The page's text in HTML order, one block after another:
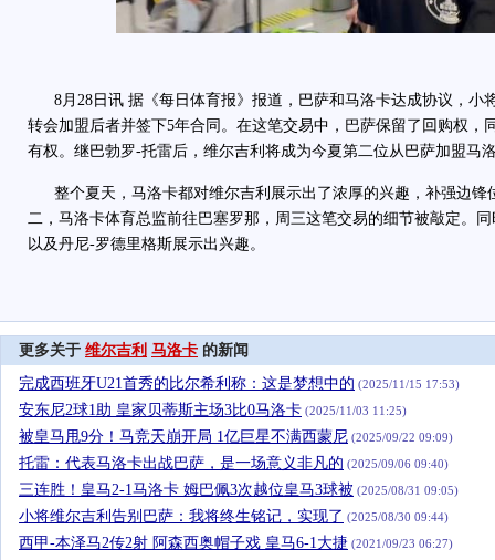
8月28日讯 据《每日体育报》报道，巴萨和马洛卡达成协议，小
转会加盟后者并签下5年合同。在这笔交易中，巴萨保留了回购权，
有权。继巴勃罗-托雷后，维尔吉利将成为今夏第二位从巴萨加盟马
整个夏天，马洛卡都对维尔吉利展示出了浓厚的兴趣，补强边锋
二，马洛卡体育总监前往巴塞罗那，周三这笔交易的细节被敲定。
以及丹尼-罗德里格斯展示出兴趣。
更多关于 维尔吉利 马洛卡 的新闻
完成西班牙U21首秀的比尔希利称：这是梦想中的 (2025/11/15 17:53)
安东尼2球1助 皇家贝蒂斯主场3比0马洛卡 (2025/11/03 11:25)
被皇马甩9分！马竞天崩开局 1亿巨星不满西蒙尼 (2025/09/22 09:09)
托雷：代表马洛卡出战巴萨，是一场意义非凡的 (2025/09/06 09:40)
三连胜！皇马2-1马洛卡 姆巴佩3次越位皇马3球被 (2025/08/31 09:05)
小将维尔吉利告别巴萨：我将终生铭记，实现了 (2025/08/30 09:44)
西甲-本泽马2传2射 阿森西奥帽子戏 皇马6-1大捷 (2021/09/23 06:27)